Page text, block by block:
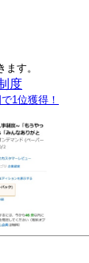
す。
度
1位獲得！